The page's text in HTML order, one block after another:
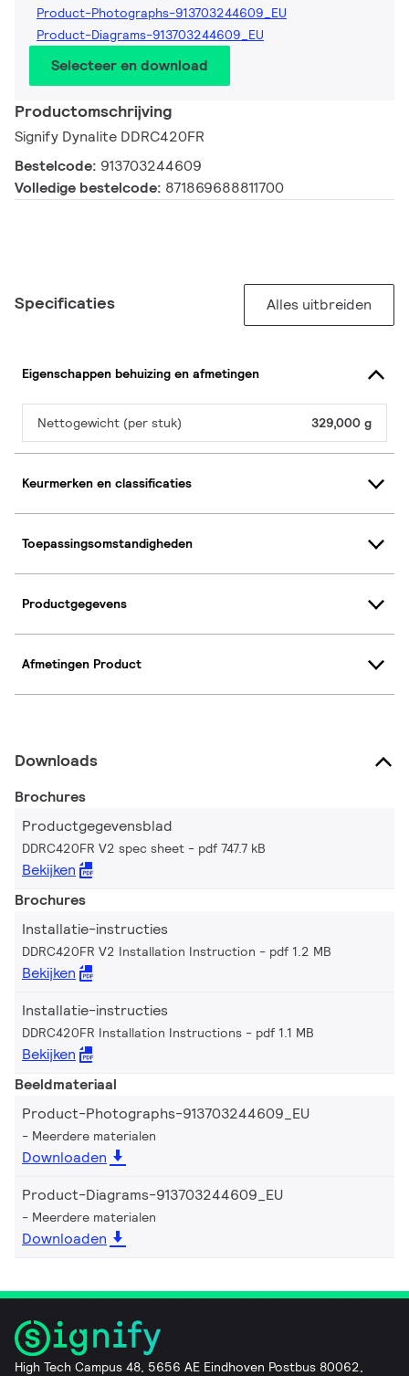
Product-Photographs-913703244609_EU
Product-Diagrams-913703244609_EU
Selecteer en download
Productomschrijving
Signify Dynalite DDRC420FR
Bestelcode: 913703244609
Volledige bestelcode: 871869688811700
Specificaties Alles uitbreiden
Eigenschappen behuizing en afmetingen
Nettogewicht (per stuk) 329,000 g
Keurmerken en classificaties
Toepassingsomstandigheden
Productgegevens
Afmetingen Product
Downloads
Brochures
Productgegevensblad
DDRC420FR V2 spec sheet pdf 747.7 kB
Bekijken
Brochures
Installatie-instructies
DDRC420FR V2 Installation Instruction pdf 1.2 MB
Bekijken
Installatie-instructies
DDRC420FR Installation Instructions pdf 1.1 MB
Bekijken
Beeldmateriaal
Product-Photographs-913703244609_EU
Meerdere materialen
Downloaden
Product-Diagrams-913703244609_EU
Meerdere materialen
Downloaden
High Tech Campus 48, 5656 AE Eindhoven Postbus 80062,